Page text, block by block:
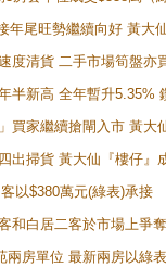
年尾旺勢繼續向好 黃
度清貨 二手市場筍盤
半新高 全年暫升5.35%
買家繼續搶閘入市 黃
出掃貨 黃大仙『樓仔
以$380萬元(綠表)承接
和白居二客於市場上
房單位 最新兩房以綠